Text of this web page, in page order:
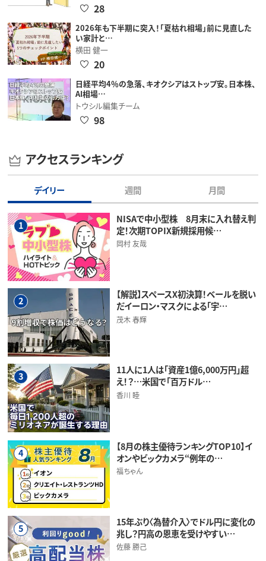
28
2026年も下半期に突入！「夏枯れ相場」前に見直した
い家計と…
横田 健一
20
日経平均4％の急落、キオクシアはストップ安。日本株、
AI相場…
トウシル編集チーム
98
アクセスランキング
デイリー 週間 月間
1
NISAで中小型株 8月末に入れ替え判
定！次期TOPIX新規採用候…
岡村 友哉
2
【解説】スペースX初決算！ベールを脱い
だイーロン・マスクによる「宇…
茂木 春輝
3
11人に1人は「資産1億6,000万円」超
え！？…米国で「百万ドル…
香川 睦
4
【8月の株主優待ランキングTOP10】イ
オンやビックカメラ“例年の…
福ちゃん
5
15年ぶり〈為替介入〉でドル円に変化の
兆し？円高の恩恵を受けやすい…
佐藤 勝己